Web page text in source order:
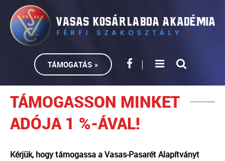
TÁMOGATÁS »
TÁMOGASSON MINKET
ADÓJA 1 %-ÁVAL!
Kérjük, hogy támogassa a Vasas-Pasarét Alapítványt